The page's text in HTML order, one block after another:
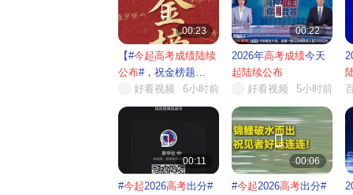

00:23
【#今起高考成绩陆续
公布#，祝金榜题
名！】今...
好看视频 6小时前

00:22
2026年高考成绩今天
起陆续公布
好看视频
5小时前

00:11
#今起2026高考出分#

00:06
#今起2026高考出分#